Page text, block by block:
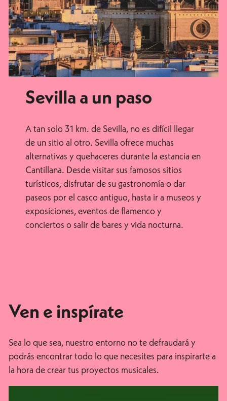
Sevilla a un paso
A tan solo 31 km. de Sevilla, no es difícil llegar
de un sitio al otro. Sevilla ofrece muchas
alternativas y quehaceres durante la estancia en
Cantillana. Desde visitar sus famosos sitios
turísticos, disfrutar de su gastronomía o dar
paseos por el casco antiguo, hasta ir a museos y
exposiciones, eventos de flamenco y
conciertos o salir de bares y vida nocturna.
Ven e inspírate
Sea lo que sea, nuestro entorno no te defraudará y
podrás encontrar todo lo que necesites para inspirarte a
la hora de crear tus proyectos musicales.